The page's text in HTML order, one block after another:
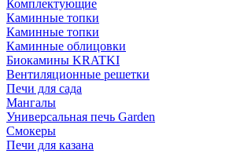
Комплектующие
Каминные топки
Каминные топки
Каминные облицовки
Биокамины KRATKI
Вентиляционные решетки
Печи для сада
Мангалы
Универсальная печь Garden
Смокеры
Печи для казана